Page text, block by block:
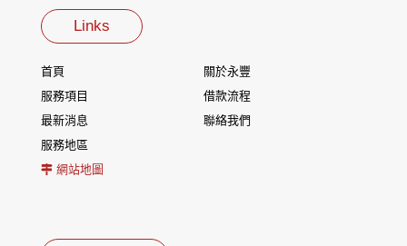
Links
首頁
關於永豐
服務項目
借款流程
最新消息
聯絡我們
服務地區
網站地圖